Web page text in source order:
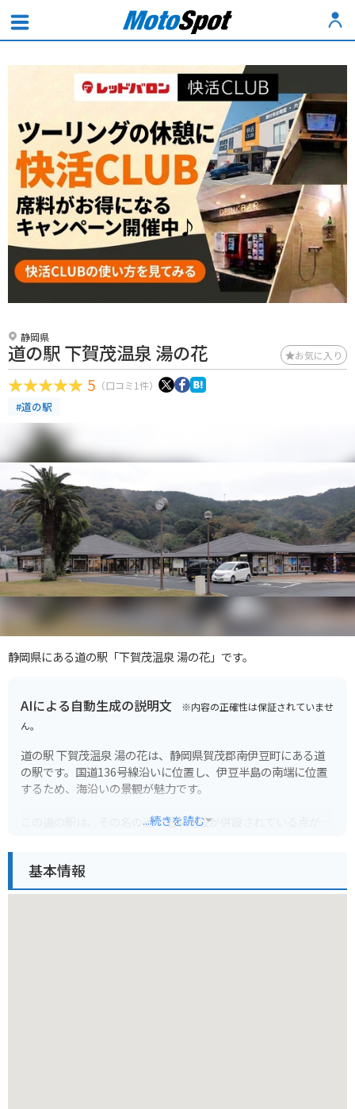
静岡県
道の駅 下賀茂温泉 湯の花 お気に入り
5 （口コミ1件）
#道の駅
静岡県にある道の駅「下賀茂温泉 湯の花」です。
AIによる自動生成の説明文 ※内容の正確性は保証されていませ
ん。
道の駅 下賀茂温泉 湯の花は、静岡県賀茂郡南伊豆町にある道
の駅です。国道136号線沿いに位置し、伊豆半島の南端に位置
するため、海沿いの景観が魅力です。
この道の駅は、その名の通り温泉施設が併設されている点が大
います。旅の疲れを癒やすのに最適なスポットと言えるでしょ
う。
...続きを読む
基本情報